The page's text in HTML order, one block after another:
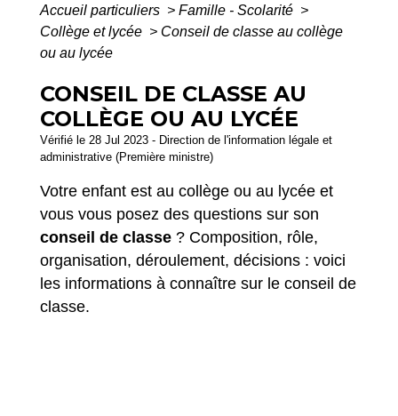
Accueil particuliers > Famille - Scolarité >
Collège et lycée > Conseil de classe au collège
ou au lycée
CONSEIL DE CLASSE AU
COLLÈGE OU AU LYCÉE
Vérifié le 28 Jul 2023 - Direction de l'information légale et
administrative (Première ministre)
Votre enfant est au collège ou au lycée et
vous vous posez des questions sur son
conseil de classe ? Composition, rôle,
organisation, déroulement, décisions : voici
les informations à connaître sur le conseil de
classe.